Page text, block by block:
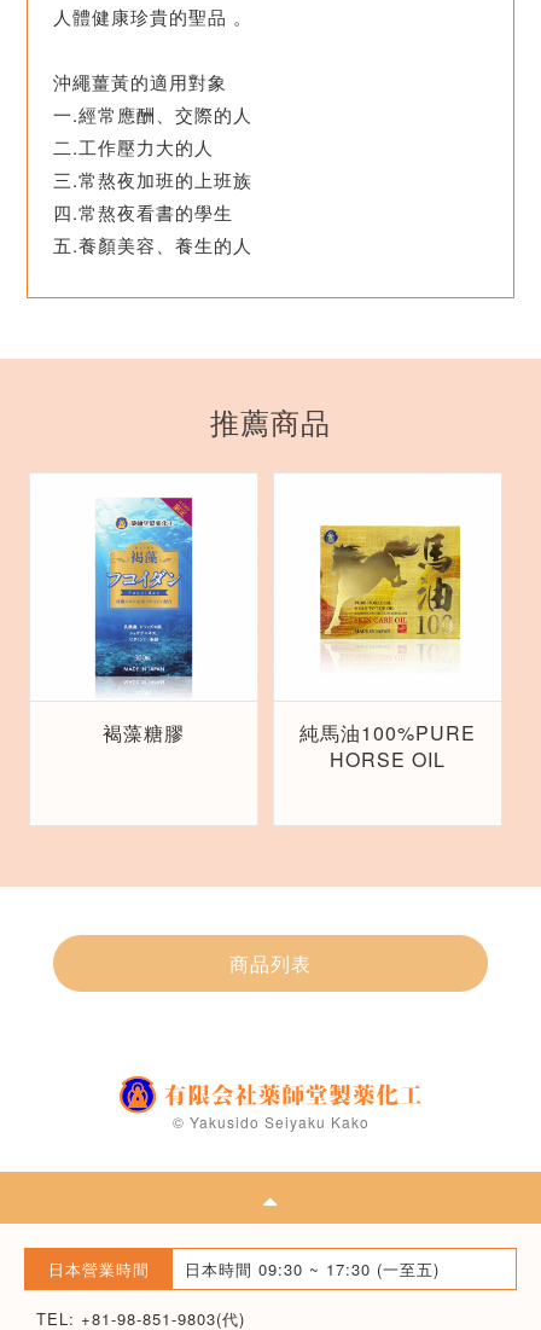
人體健康珍貴的聖品 。
沖繩薑黃的適用對象
一.經常應酬、交際的人
二.工作壓力大的人
三.常熬夜加班的上班族
四.常熬夜看書的學生
五.養顏美容、養生的人
推薦商品
褐藻糖膠
純馬油100%PURE
HORSE OIL
商品列表
© Yakusido Seiyaku Kako
日本營業時間 日本時間 09:30 ~ 17:30 (一至五)
TEL: +81-98-851-9803(代)